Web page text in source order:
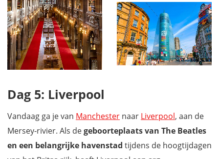
Dag 5: Liverpool
Vandaag ga je van Manchester naar Liverpool, aan de
Mersey-rivier. Als degeboorteplaats van The Beatles
en een belangrijke havenstad tijdens de hoogtijdagen